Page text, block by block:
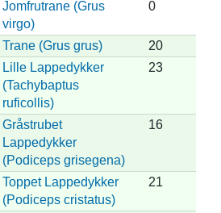
Jomfrutrane (Grus
virgo)
0
Trane (Grus grus)
20
Lille Lappedykker
(Tachybaptus
ruficollis)
23
Gråstrubet
Lappedykker
(Podiceps grisegena)
16
Toppet Lappedykker
(Podiceps cristatus)
21